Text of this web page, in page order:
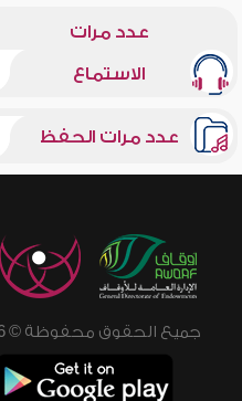
عدد مرات
الاستماع
عدد مرات الحفظ
جميع الحقوق محفوظة © 2026 - 1998 لشبكة إسلام ويب